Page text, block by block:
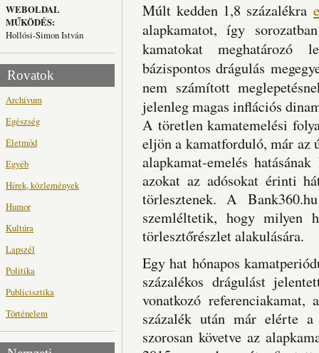
WEBOLDAL
MŰKÖDÉS:
Hollósi-Simon István
Rovatok
Archívum
Egészség
Életmód
Egyéb
Hírek, közlemények
Humor
Kultúra
Lapszél
Politika
Publicisztika
Történelem
Múlt kedden 1,8 százalékra
alapkamatot, így
kamatokat meghatározó
bázispontos drágulás
nem számított
jelenleg magas inflációs
A töretlen kamatemelési
eljön a kamatforduló, már az
alapkamat-emelés
azokat az adósokat érinti
törlesztenek. A
szemléltetik, hogy milyen
törlesztőrészlet alakulására.
Egy hat hónapos
százalékos drágulást
vonatkozó
százalék után már elérte a
szorosan követve az